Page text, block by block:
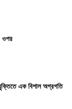
ওপর
এক বিশাল অগ্রগতি